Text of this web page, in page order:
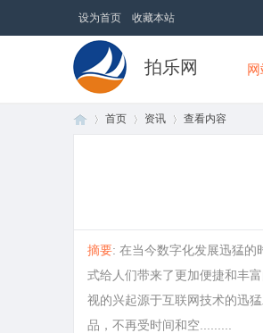
设为首页 收藏本站
拍乐网
首页 资讯 查看内容
摘要: 在当今数字化发展迅猛的
式给人们带来了更加便捷和丰
视的兴起源于互联网技术的迅
品，不再受时间和空.........